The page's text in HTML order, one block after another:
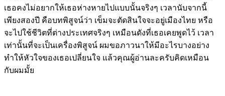
เธอคงไม่อยากให้เธอห่างหายไปแบบนั้นจริงๆ เวลานับจากนี้
เพียงสองปี คือบทพิสูจน์ว่า เข็มจะตัดสินใจจะอยู่เมืองไทย หรือ
จะไปใช้ชีวิตที่ต่างประเทศจริงๆ เหมือนดังที่เธอเคยพูดไว้ เวลา
เท่านั้นที่จะเป็นเครื่องพิสูจน์ ผมขอภาวนาให้มีอะไรบางอย่าง
ทำให้หัวใจของเธอเปลี่ยนใจ แล้วคุณผู้อ่านละครับคิดเหมือน
กับผมมั้ย